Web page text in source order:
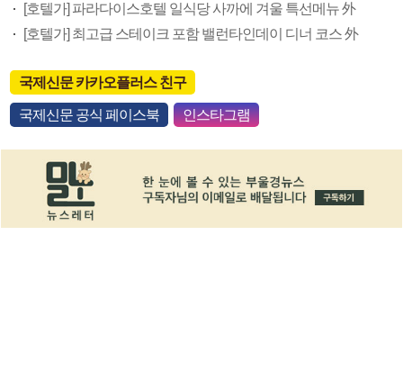
[호텔가] 파라다이스호텔 일식당 사까에 겨울 특선메뉴 外
[호텔가] 최고급 스테이크 포함 밸런타인데이 디너 코스 外
국제신문 카카오플러스 친구
국제신문 공식 페이스북 인스타그램